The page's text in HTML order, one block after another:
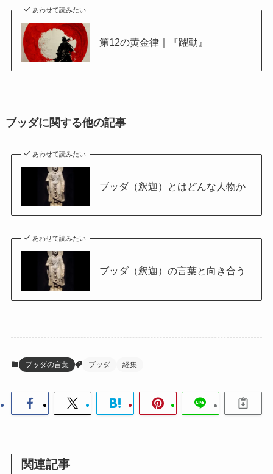
あわせて読みたい
第12の黄金律｜『躍動』
ブッダに関する他の記事
あわせて読みたい
ブッダ（釈迦）とはどんな人物か
あわせて読みたい
ブッダ（釈迦）の言葉と向き合う
ブッダの言葉 ブッダ 経集
関連記事